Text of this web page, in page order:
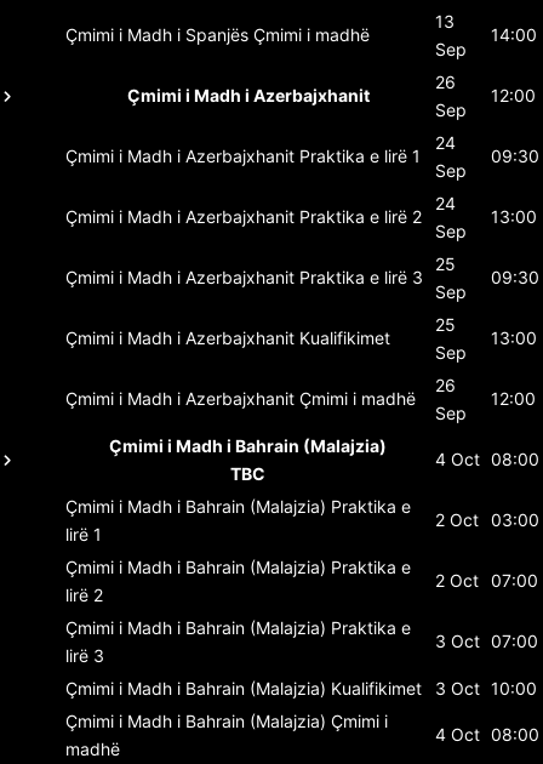
Çmimi i Madh i Spanjës Çmimi i madhë
13
Sep
14:00
Çmimi i Madh i Azerbajxhanit
26
Sep
12:00
Çmimi i Madh i Azerbajxhanit Praktika e lirë 1
24
Sep
09:30
Çmimi i Madh i Azerbajxhanit Praktika e lirë 2
24
Sep
13:00
Çmimi i Madh i Azerbajxhanit Praktika e lirë 3
25
Sep
09:30
Çmimi i Madh i Azerbajxhanit Kualifikimet
25
Sep
13:00
Çmimi i Madh i Azerbajxhanit Çmimi i madhë
26
Sep
12:00
Çmimi i Madh i Bahrain (Malajzia)
TBC
4 Oct 08:00
Çmimi i Madh i Bahrain (Malajzia) Praktika e
lirë 1
2 Oct 03:00
Çmimi i Madh i Bahrain (Malajzia) Praktika e
lirë 2
2 Oct 07:00
Çmimi i Madh i Bahrain (Malajzia) Praktika e
lirë 3
3 Oct 07:00
Çmimi i Madh i Bahrain (Malajzia) Kualifikimet 3 Oct 10:00
Çmimi i Madh i Bahrain (Malajzia) Çmimi i
madhë
4 Oct 08:00